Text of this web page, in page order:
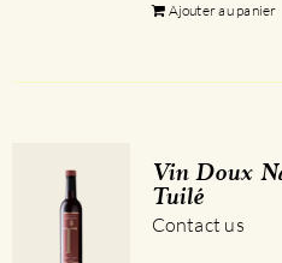
Ajouter au panier
Vin Doux
Tuilé
Contact us